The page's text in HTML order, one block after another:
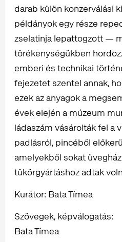
darab külön konzerválási
példányok egy része
zselatinja lepattogzott —
törékenységükben
emberi és technikai
fejezetet szentel annak,
ezek az anyagok a
évek elején a múzeum
ládaszám vásárolták fel a
padlásról, pincéből
amelyekből sokat
tükörgyártáshoz adtak
Kurátor: Bata Tímea
Szövegek, képválogatás:
Bata Tímea